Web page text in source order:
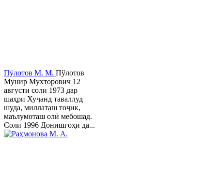
Пӯлотов М. М. Пўлотов
Мунир Мухторович 12
августи соли 1973 дар
шаҳри Хуҷанд таваллуд
шуда, миллаташ тоҷик,
маълумоташ олӣ мебошад.
Соли 1996 Донишгоҳи да...